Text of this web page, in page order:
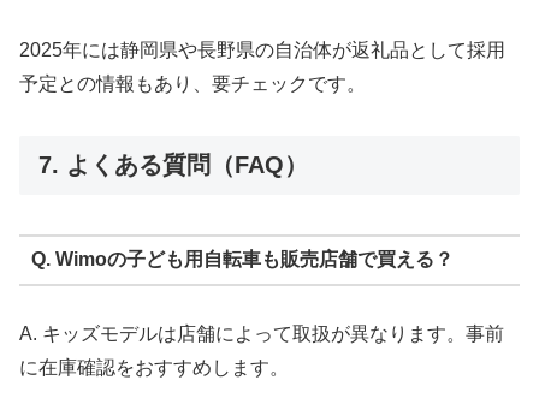
2025年には静岡県や長野県の自治体が返礼品として採用
予定との情報もあり、要チェックです。
7. よくある質問（FAQ）
Q. Wimoの子ども用自転車も販売店舗で買える？
A. キッズモデルは店舗によって取扱が異なります。事前
に在庫確認をおすすめします。